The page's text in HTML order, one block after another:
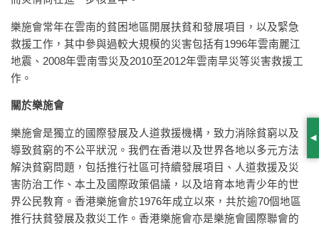
樂施會常年在雲南的貧困地區開展扶貧和發展項目，以及緊急
救援工作，其中參與過較大規模的災害包括有1996年雲南麗江
地震、2008年雲南雪災及2010至2012年雲南旱災等災害救援工
作。
關於樂施會
樂施會是獨立的國際發展及人道救援機構，致力消除貧窮以及
導致貧窮的不公平狀況。我們在香港以及世界各地以多元方法
解決貧窮問題，包括推行社區可持續發展項目、人道救援及災
害防治工作、本土及國際政策倡議，以及培育本地青少年的世
界公民教育。香港樂施會於1976年成立以來，共於逾70個地區
推行扶貧發展及救災工作。香港樂施會亦是樂施會國際聯會的